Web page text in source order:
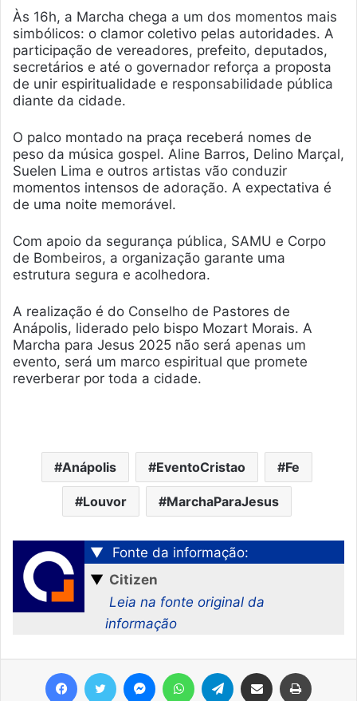
Às 16h, a Marcha chega a um dos momentos mais
simbólicos: o clamor coletivo pelas autoridades. A
participação de vereadores, prefeito, deputados,
secretários e até o governador reforça a proposta
de unir espiritualidade e responsabilidade pública
diante da cidade.
O palco montado na praça receberá nomes de
peso da música gospel. Aline Barros, Delino Marçal,
Suelen Lima e outros artistas vão conduzir
momentos intensos de adoração. A expectativa é
de uma noite memorável.
Com apoio da segurança pública, SAMU e Corpo
de Bombeiros, a organização garante uma
estrutura segura e acolhedora.
A realização é do Conselho de Pastores de
Anápolis, liderado pelo bispo Mozart Morais. A
Marcha para Jesus 2025 não será apenas um
evento, será um marco espiritual que promete
reverberar por toda a cidade.
Anápolis EventoCristao Fe
Louvor MarchaParaJesus
▼
Fonte da informação:
▼ Citizen
Leia na fonte original da
informação